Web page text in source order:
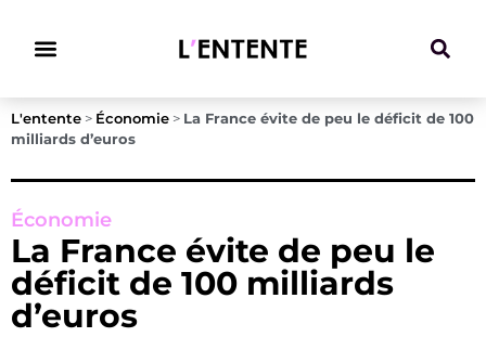
L'entente > Économie > La France évite de peu le déficit de 100
milliards d’euros
Économie
La France évite de peu le
déficit de 100 milliards
d’euros